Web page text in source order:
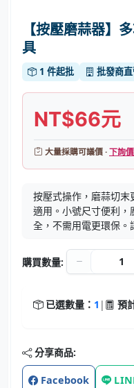
【按壓磨蒜器】
具
1 件起批 批發商
NT$66元
大量採購可議價 ·下詢
按壓式操作，磨蒜切
適用。小號尺寸便利，
全，不需用電更環保。
購買數量:
已選數量： 1 | 預
分享商品:
Facebook